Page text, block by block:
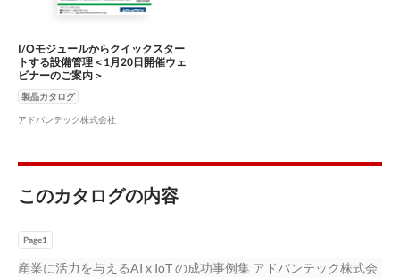
I/Oモジュールからクイックスター
トする設備管理＜1月20日開催ウェ
ビナーのご案内＞
製品カタログ
アドバンテック株式会社
このカタログの内容
Page1
産業に活力を与えるAI x IoT の成功事例集 アドバンテック株式会